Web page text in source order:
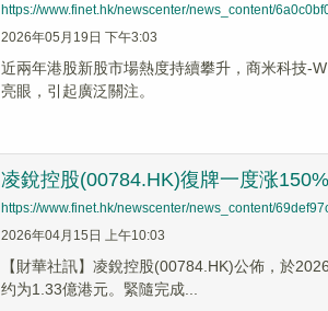
https://www.finet.hk/newscenter/news_content/
2026年05月19日 下午3:03
近兩年港股新股市場熱度持續攀升，商米科技-
亮眼，引起廣泛關注。
凌銳控股(00784.HK)復牌一度涨
https://www.finet.hk/newscenter/news_content/
2026年04月15日 上午10:03
【財華社訊】凌銳控股(00784.HK)公佈，於
约为1.33億港元。緊隨完成...